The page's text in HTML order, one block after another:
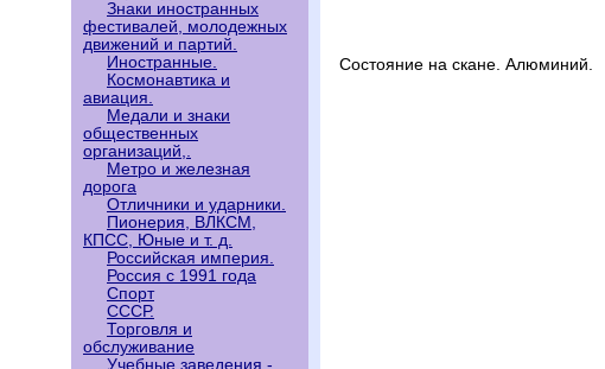
Знаки иностранных
фестивалей, молодежных
движений и партий.
Иностранные.
Космонавтика и
авиация.
Медали и знаки
общественных
организаций,.
Метро и железная
дорога
Отличники и ударники.
Пионерия, ВЛКСМ,
КПСС, Юные и т. д.
Российская империя.
Россия с 1991 года
Спорт
СССР.
Торговля и
обслуживание
Учебные заведения -
Состояние на скане. Алюминий.